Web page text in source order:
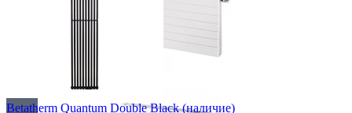
Линейные
Betatherm Quantum Double Black (наличие)